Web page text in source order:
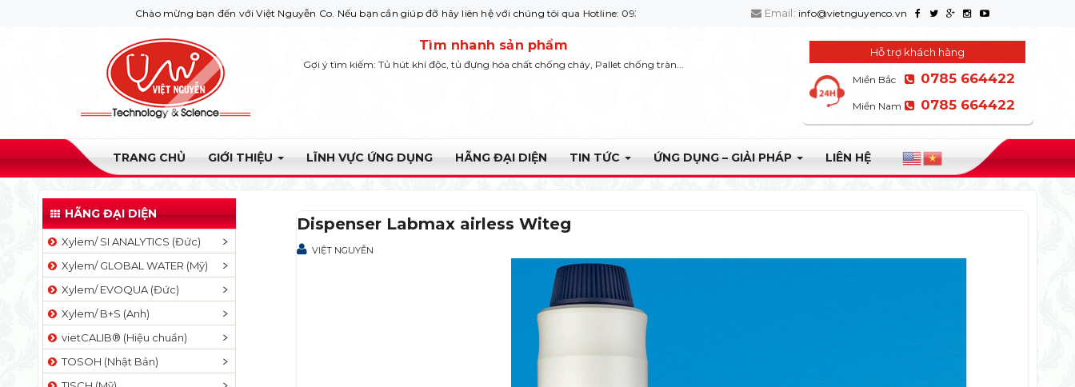
Chào mừng bạn đến với Việt Nguyễn Co. Nếu bạn cần giúp đỡ hãy liên hệ với chúng tôi qua Hotline: 0932 664422 Email: info@vietnguyenco.vn
Tìm nhanh sản phẩm
Gợi ý tìm kiếm: Tủ hút khí độc, tủ đựng hóa chất chống cháy, Pallet chống tràn...
Hỗ trợ khách hàng
Miền Bắc 0785 664422
Miền Nam 0785 664422
TRANG CHỦ GIỚI THIỆU LĨNH VỰC ỨNG DỤNG HÃNG ĐẠI DIỆN TIN TỨC ỨNG DỤNG – GIẢI PHÁP LIÊN HỆ
Dispenser Labmax airless Witeg
VIỆT NGUYỄN
HÃNG ĐẠI DIỆN
Xylem/ SI ANALYTICS (Đức)
Xylem/ GLOBAL WATER (Mỹ)
Xylem/ EVOQUA (Đức)
Xylem/ B+S (Anh)
vietCALIB® (Hiệu chuẩn)
TOSOH (Nhật Bản)